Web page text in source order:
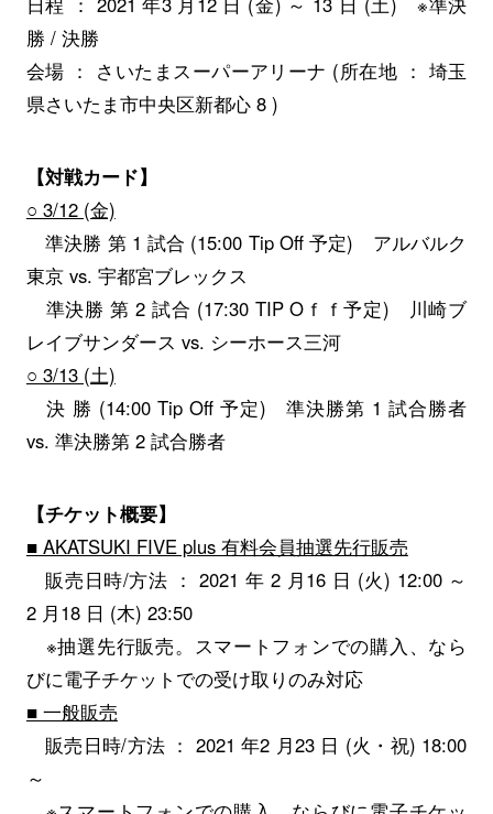
勝 / 決勝
会場 ： さいたまスーパーアリーナ (所在地 ： 埼玉
県さいたま市中央区新都心 8 )
【対戦カード】
○ 3/12 (金)
準決勝 第 1 試合 (15:00 Tip Off 予定) アルバルク
東京 vs. 宇都宮ブレックス
準決勝 第 2 試合 (17:30 TIP Oｆｆ予定) 川崎ブ
レイブサンダース vs. シーホース三河
○ 3/13 (土)
決 勝 (14:00 Tip Off 予定) 準決勝第 1 試合勝者
vs. 準決勝第 2 試合勝者
【チケット概要】
■ AKATSUKI FIVE plus 有料会員抽選先行販売
販売日時/方法 ： 2021 年 2 月16 日 (火) 12:00 ～
2 月18 日 (木) 23:50
※抽選先行販売。スマートフォンでの購入、なら
びに電子チケットでの受け取りのみ対応
■ 一般販売
販売日時/方法 ： 2021 年2 月23 日 (火・祝) 18:00
～